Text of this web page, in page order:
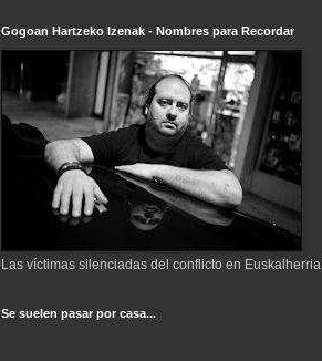
Gogoan Hartzeko Izenak - Nombres para Recordar
Las víctimas silenciadas del conflicto en Euskalherria
Se suelen pasar por casa...